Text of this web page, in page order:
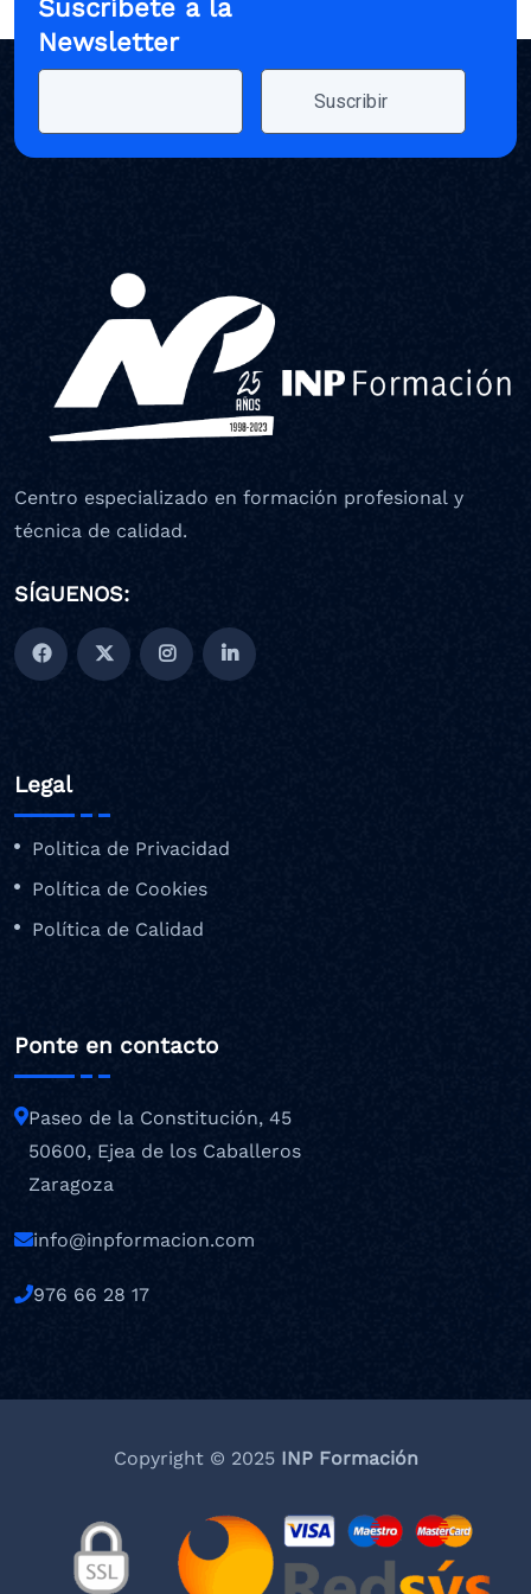
Suscríbete a la
Newsletter
Centro especializado en formación profesional y
técnica de calidad.
SÍGUENOS:
Legal
Politica de Privacidad
Política de Cookies
Política de Calidad
Ponte en contacto
Paseo de la Constitución, 45
50600, Ejea de los Caballeros
Zaragoza
info@inpformacion.com
976 66 28 17
Copyright © 2025INP Formación